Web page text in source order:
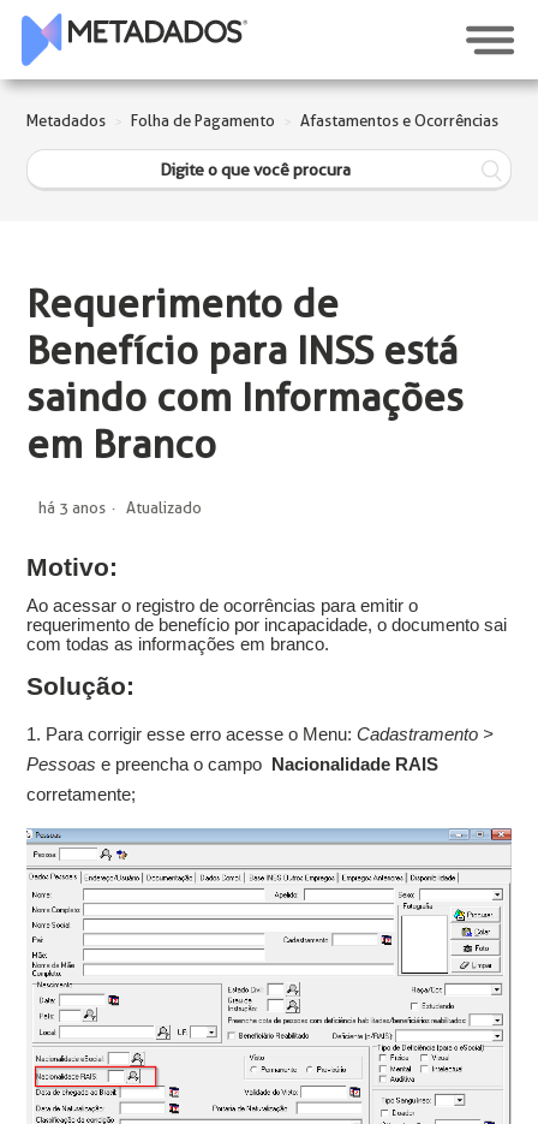
Metadados Folha de Pagamento Afastamentos e Ocorrências
Requerimento de
Benefício para INSS está
saindo com Informações
em Branco
há 3 anos Atualizado
Motivo:
Ao acessar o registro de ocorrências para emitir o
requerimento de benefício por incapacidade, o documento sai
com todas as informações em branco.
Solução:
1. Para corrigir esse erro acesse o Menu:Cadastramento >
Pessoas e preencha o campo
Nacionalidade RAIS
corretamente;